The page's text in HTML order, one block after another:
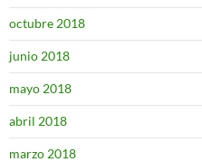
octubre 2018
junio 2018
mayo 2018
abril 2018
marzo 2018